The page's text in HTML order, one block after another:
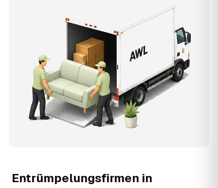
Entrümpelungsfirmen in